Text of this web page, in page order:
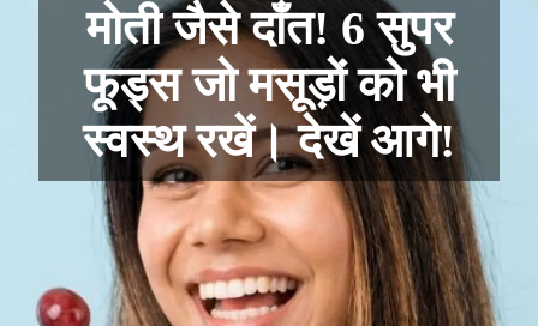
मोती जैसे दाँत! 6 सुपर
फूड्स जो मसूड़ों को भी
स्वस्थ रखें। देखें आगे!